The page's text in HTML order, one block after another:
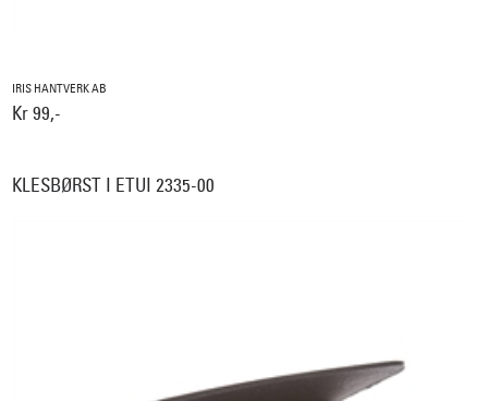
IRIS HANTVERK AB
Kr 99,-
KLESBØRST I ETUI 2335-00